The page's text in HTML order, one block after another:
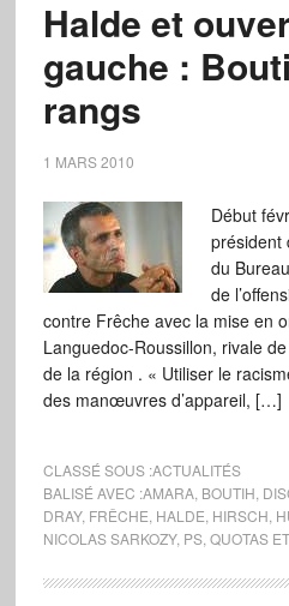
Halde et
gauche :
rangs
1 MARS 2010
Début
président
du
de
contre Frêche avec la mise en
Languedoc-Roussillon, rivale
de la région . « Utiliser le
des manœuvres d’appareil, […]
CLASSÉ SOUS :ACTUALITÉS
BALISÉ AVEC :AMARA, BOUTIH
DRAY, FRÊCHE HALDE HIRSCH
NICOLAS SARKOZY, PS, QUOTAS